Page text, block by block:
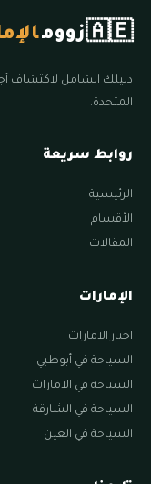
🇦🇪زووم
دليلك الشامل لاكتشاف
المتحدة.
روابط سريعة
الرئيسية
الأقسام
المقالات
الإمارات
اخبار الامارات
السياحة في أبوظبي
السياحة في الامارات
السياحة في الشارقة
السياحة في العين